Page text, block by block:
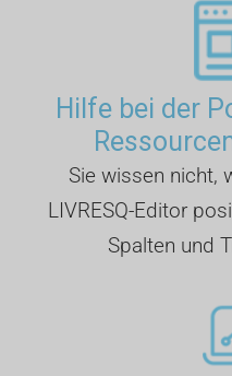
Hilfe bei der
Sie wissen nicht,
LIVRESQ-Editor
Spalten und